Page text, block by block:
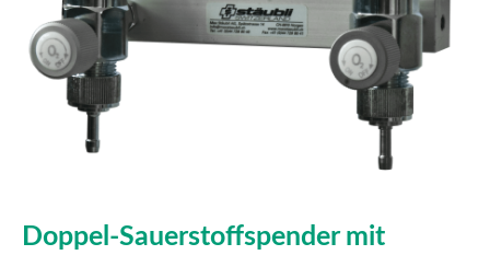
Doppel-Sauerstoffspender mit